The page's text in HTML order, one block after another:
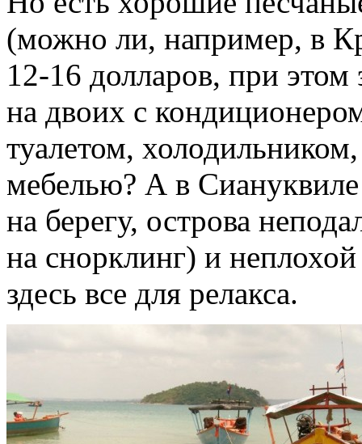
(можно ли, например, в
12-16 долларов, при этом
на двоих с
туалетом,
мебелью? А в
на берегу, острова
на снорклинг) и
здесь все для релакса.